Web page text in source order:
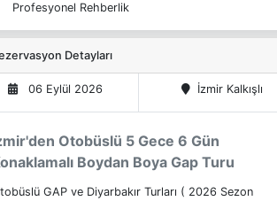
Profesyonel Rehberlik
Detayları
06 Eylül 2026 İzmir Kalkışlı
Otobüslü 5 Gece 6 Gün
Boydan Boya Gap Turu
GAP ve Diyarbakır Turları ( 2026 Sezon